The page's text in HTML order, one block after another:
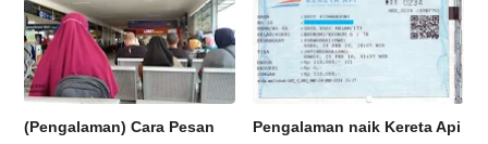
(Pengalaman) Cara Pesan
Pengalaman naik Kereta Api